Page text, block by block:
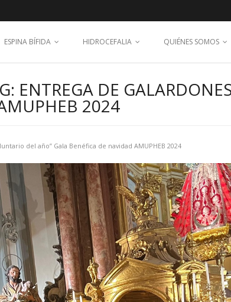
ESPINA BÍFIDA HIDROCEFALIA QUIÉNES SOMOS
ENTREGA DE
2024
del año” Gala Benéfica de navidad AMUPHEB 2024